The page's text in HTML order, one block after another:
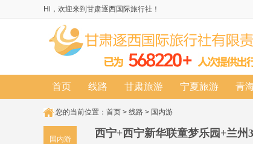
Hi，欢迎来到甘肃逐西国际旅行社！
首页 线路 甘肃旅游 宁夏旅游 青
您的当前位置： 首页 > 线路 > 国内游
国内游 西宁+西宁新华联童梦乐园+兰州